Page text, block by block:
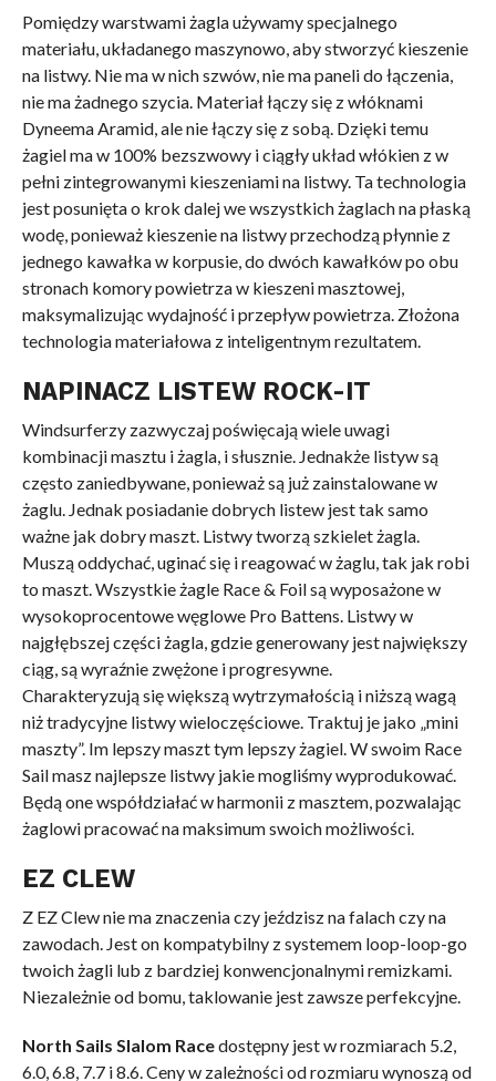
Pomiędzy warstwami żagla używamy specjalnego
materiału, układanego maszynowo, aby stworzyć kieszenie
na listwy. Nie ma w nich szwów, nie ma paneli do łączenia,
nie ma żadnego szycia. Materiał łączy się z włóknami
Dyneema Aramid, ale nie łączy się z sobą. Dzięki temu
żagiel ma w 100% bezszwowy i ciągły układ włókien z w
pełni zintegrowanymi kieszeniami na listwy. Ta technologia
jest posunięta o krok dalej we wszystkich żaglach na płaską
wodę, ponieważ kieszenie na listwy przechodzą płynnie z
jednego kawałka w korpusie, do dwóch kawałków po obu
stronach komory powietrza w kieszeni masztowej,
maksymalizując wydajność i przepływ powietrza. Złożona
technologia materiałowa z inteligentnym rezultatem.
NAPINACZ LISTEW ROCK-IT
Windsurferzy zazwyczaj poświęcają wiele uwagi
kombinacji masztu i żagla, i słusznie. Jednakże listyw są
często zaniedbywane, ponieważ są już zainstalowane w
żaglu. Jednak posiadanie dobrych listew jest tak samo
ważne jak dobry maszt. Listwy tworzą szkielet żagla.
Muszą oddychać, uginać się i reagować w żaglu, tak jak robi
to maszt. Wszystkie żagle Race & Foil są wyposażone w
wysokoprocentowe węglowe Pro Battens. Listwy w
najgłębszej części żagla, gdzie generowany jest największy
ciąg, są wyraźnie zwężone i progresywne.
Charakteryzują się większą wytrzymałością i niższą wagą
niż tradycyjne listwy wieloczęściowe. Traktuj je jako „mini
maszty”. Im lepszy maszt tym lepszy żagiel. W swoim Race
Sail masz najlepsze listwy jakie mogliśmy wyprodukować.
Będą one współdziałać w harmonii z masztem, pozwalając
żaglowi pracować na maksimum swoich możliwości.
EZ CLEW
Z EZ Clew nie ma znaczenia czy jeździsz na falach czy na
zawodach. Jest on kompatybilny z systemem loop-loop-go
twoich żagli lub z bardziej konwencjonalnymi remizkami.
Niezależnie od bomu, taklowanie jest zawsze perfekcyjne.
North Sails Slalom Racedostępny jest w rozmiarach 5.2,
6.0, 6.8, 7.7 i 8.6. Ceny w zależności od rozmiaru wynoszą od